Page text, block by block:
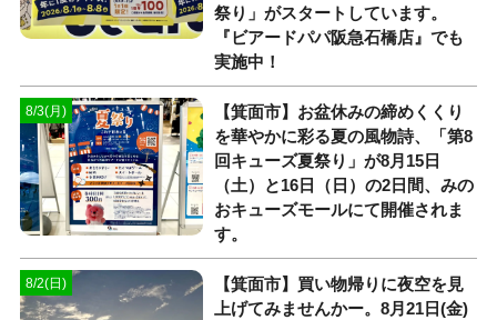
祭り」がスタートしています。
『ビアードパパ阪急石橋店』でも
実施中！
8/3(月)
【箕面市】お盆休みの締めくくり
を華やかに彩る夏の風物詩、「第8
回キューズ夏祭り」が8月15日
（土）と16日（日）の2日間、みの
おキューズモールにて開催されま
す。
8/2(日)
【箕面市】買い物帰りに夜空を見
上げてみませんかー。8月21日(金)